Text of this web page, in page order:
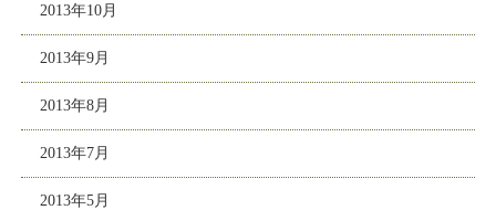
2013年10月
2013年9月
2013年8月
2013年7月
2013年5月